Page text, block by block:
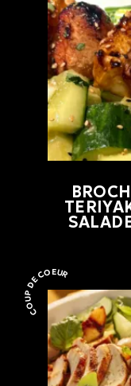
Coup de coeur
COUP DE COEUR